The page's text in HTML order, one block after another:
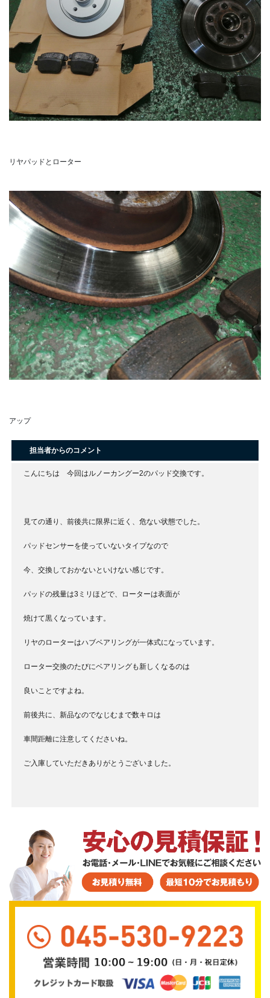
リヤパッドとローター
アップ
担当者からのコメント
こんにちは 今回はルノーカングー2のパッド交換です。
見ての通り、前後共に限界に近く、危ない状態でした。
パッドセンサーを使っていないタイプなので
今、交換しておかないといけない感じです。
パッドの残量は3ミリほどで、ローターは表面が
焼けて黒くなっています。
リヤのローターはハブベアリングが一体式になっています。
ローター交換のたびにベアリングも新しくなるのは
良いことですよね。
前後共に、新品なのでなじむまで数キロは
車間距離に注意してくださいね。
ご入庫していただきありがとうございました。